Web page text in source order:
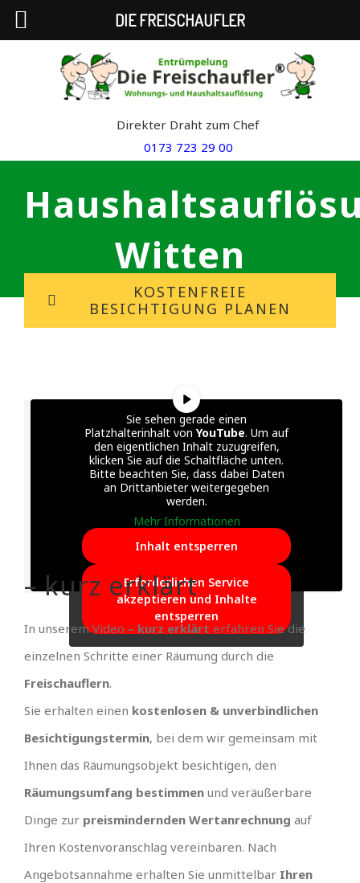
Direkter Draht zum Chef
0173 723 29 00
Witten
KOSTENFREIE
BESICHTIGUNG PLANEN
Sie sehen gerade einen
Platzhalterinhalt von YouTube. Um auf
den eigentlichen Inhalt zuzugreifen,
klicken Sie auf die Schaltfläche unten.
Bitte beachten Sie, dass dabei Daten
an Drittanbieter weitergegeben
werden.
Mehr Informationen
Inhalt entsperren
Erforderlichen Service
akzeptieren und Inhalte
entsperren
– kurz erklärt
In unserem Video – kurz erklärt erfahren Sie die
einzelnen Schritte einer Räumung durch die
Freischauflern.
Sie erhalten einen kostenlosen & unverbindlichen
Besichtigungstermin, bei dem wir gemeinsam mit
Ihnen das Räumungsobjekt besichtigen, den
Räumungsumfang bestimmen und veräußerbare
Dinge zur preismindernden Wertanrechnung auf
Ihren Kostenvoranschlag vereinbaren. Nach
Angebotsannahme erhalten Sie unmittelbar Ihren
DIE FREISCHAUFLER